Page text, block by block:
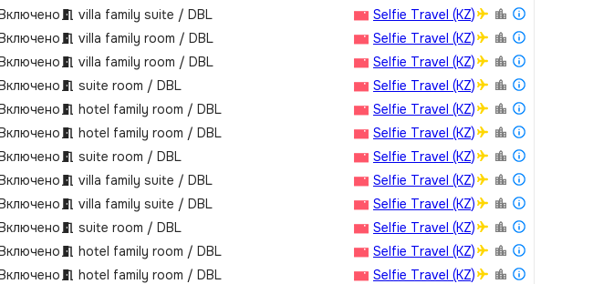
villa family suite / DBL
Selfie Travel (KZ)
villa family room / DBL
Selfie Travel (KZ)
villa family room / DBL
Selfie Travel (KZ)
suite room / DBL
Selfie Travel (KZ)
hotel family room / DBL
Selfie Travel (KZ)
hotel family room / DBL
Selfie Travel (KZ)
suite room / DBL
Selfie Travel (KZ)
villa family suite / DBL
Selfie Travel (KZ)
villa family suite / DBL
Selfie Travel (KZ)
suite room / DBL
Selfie Travel (KZ)
hotel family room / DBL
Selfie Travel (KZ)
hotel family room / DBL Selfie Travel (KZ)